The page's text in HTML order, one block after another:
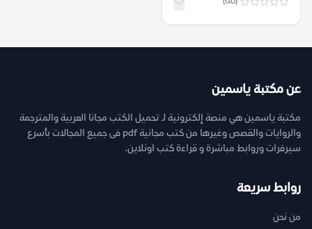
(0.0)
عن مكتبة ياسمين
مكتبة ياسمين هي منصة إلكترونية لـ تحميل الكتب مجانا العربية والمترجمة
والروايات والقصص وغيرها من كتب مجانية pdf فى جميع المجالات بأسرع
سيرفرات وروابط مباشرة و قراءة كتب اونلاين.
روابط سريعة
من نحن